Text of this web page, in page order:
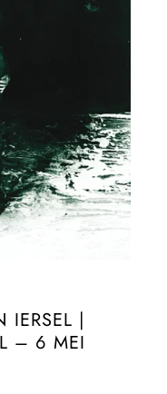
IERSEL |
– 6 MEI